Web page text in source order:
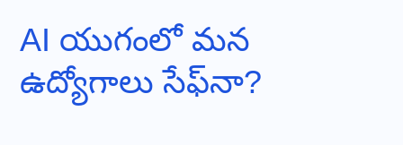
వైద్యుల
హెచ్చరిక
AI యుగంలో మన
ఉద్యోగాలు సేఫ్‌నా?